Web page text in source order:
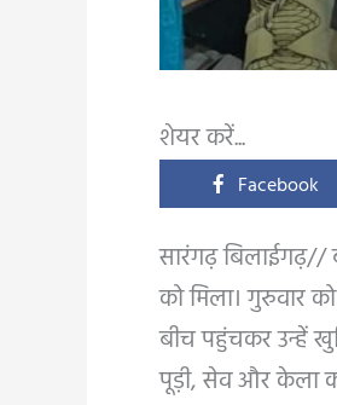
शेयर करें...
Facebook
सारंगढ़
को मिला। गुरुवार
बीच पहुंचकर उन्हें
पूड़ी, सेव और केला का